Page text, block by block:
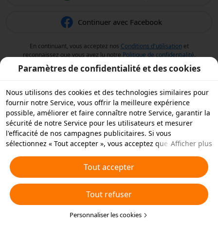
Continuer avec Facebook
En continuant, vous acceptez nos Conditions d'utilisation et
reconnaissez que vous avez lu notre Politique de confidentialité.
Paramètres de confidentialité et des cookies
Nous utilisons des cookies et des technologies similaires pour
fournir notre Service, vous offrir la meilleure expérience
possible, améliorer et faire connaître notre Service, garantir la
sécurité de notre Service pour les utilisateurs et mesurer
l'efficacité de nos campagnes publicitaires. Si vous
sélectionnez « Tout accepter », vous acceptez que nous et nos
similaires sur votre appareil à des fins publicitaires. Vous
pouvez aussi « rejeter tous » les cookies non essentiels ou
choisir les types de cookies que vous souhaitez accepter ou
rejeter à tout moment dans vos paramètres de confidentialité
ou en cliquant sur « Personnaliser les cookies » ci-dessous.
Pour plus de détails, consultez notrePolitique relative aux
Afficher plus
Tout accepter
Tout refuser
Personnaliser les cookies